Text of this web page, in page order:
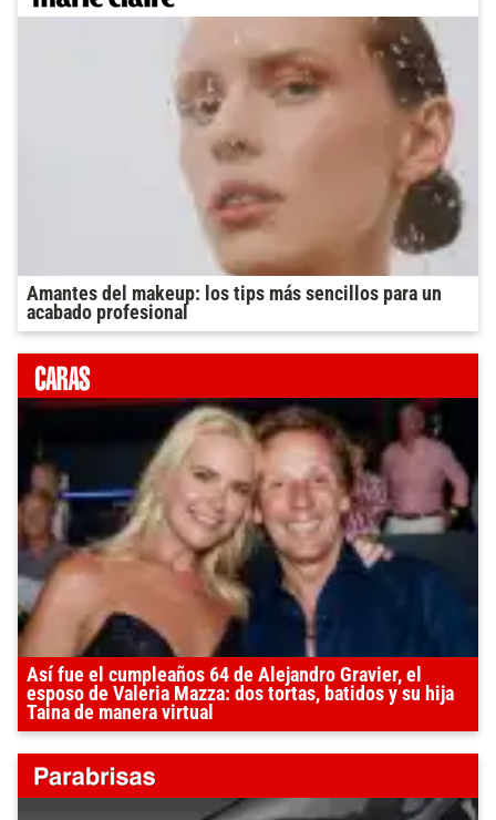
Amantes del makeup: los tips más sencillos para un
acabado profesional
Así fue el cumpleaños 64 de Alejandro Gravier, el
esposo de Valeria Mazza: dos tortas, batidos y su hija
Taina de manera virtual